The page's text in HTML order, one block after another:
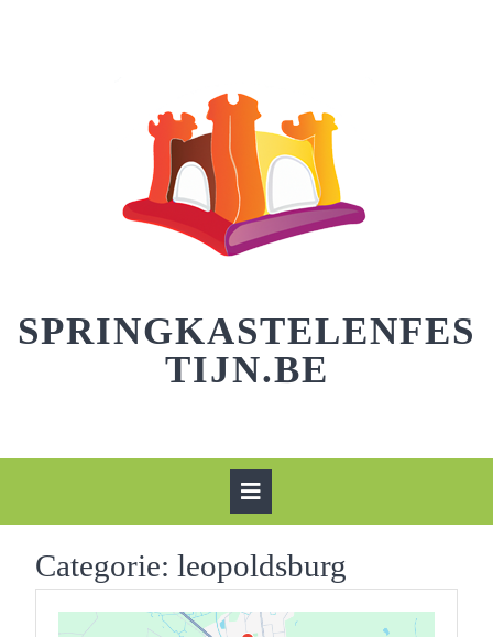
SPRINGKASTELENFES
TIJN.BE
Categorie: leopoldsburg